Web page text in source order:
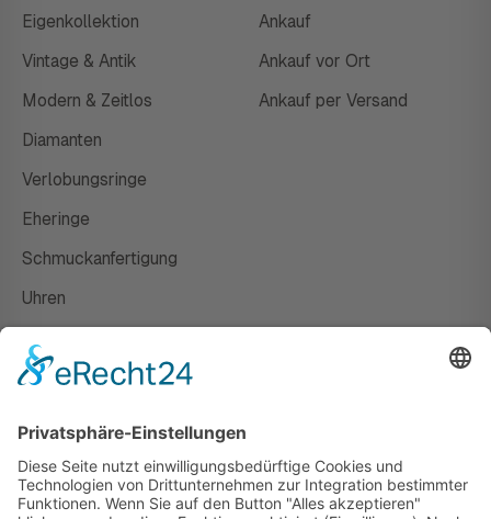
Eigenkollektion
Vintage & Antik
Modern & Zeitlos
Diamanten
Verlobungsringe
Eheringe
Schmuckanfertigung
Uhren
Ankauf
Ankauf vor Ort
Ankauf per Versand
Susanne Steiger
Geschäfte